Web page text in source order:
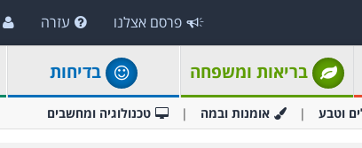
פרסם אצלנו עזרה
בריאות ומשפחה בדיחות
וטבע אומנות ובמה טכנולוגיה ומחשבים